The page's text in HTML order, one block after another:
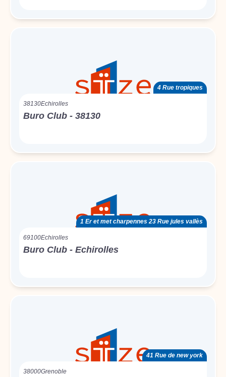
4 Rue tropiques
38130Echirolles
Buro Club - 38130
1 Er et met charpennes 23 Rue jules vallès
69100Echirolles
Buro Club - Echirolles
41 Rue de new york
38000Grenoble